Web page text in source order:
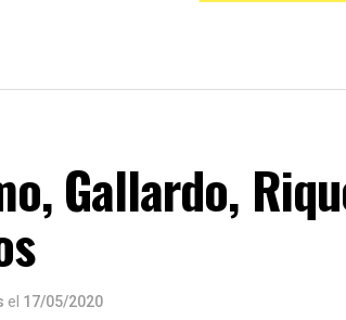
Gallardo,
el 17/05/2020